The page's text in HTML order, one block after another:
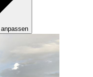
anpassen